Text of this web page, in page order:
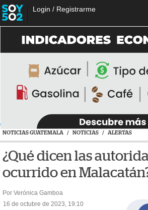
Login / Registrarme
NOTICIAS GUATEMALA / NOTICIAS / ALERTAS
¿Qué dicen las
ocurrido en
Por Verónica Gamboa
16 de octubre de 2023, 19:10